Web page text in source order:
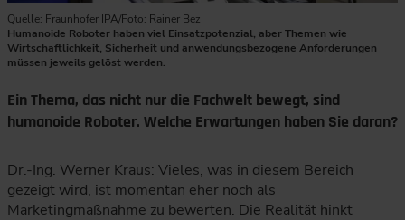
Quelle: Fraunhofer IPA/Foto: Rainer Bez
Humanoide Roboter haben viel Einsatzpotenzial, aber Themen wie
Wirtschaftlichkeit, Sicherheit und anwendungsbezogene Anforderungen
müssen jeweils gelöst werden.
Ein Thema, das nicht nur die Fachwelt bewegt, sind
humanoide Roboter. Welche Erwartungen haben Sie daran?
Dr.-Ing. Werner Kraus: Vieles, was in diesem Bereich
gezeigt wird, ist momentan eher noch als
Marketingmaßnahme zu bewerten. Die Realität hinkt